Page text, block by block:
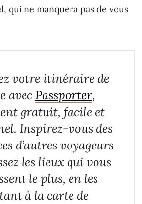
qui ne manquera pas de vous
votre itinéraire de
avec Passporter,
gratuit, facile et
Inspirez-vous des
d’autres voyageurs
les lieux qui vous
le plus, en les
à la carte de